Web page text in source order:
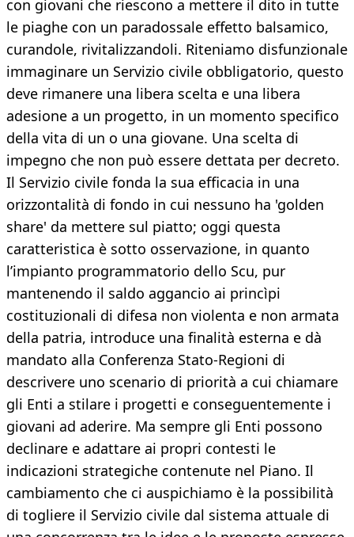
con giovani che riescono a mettere il dito in tutte
le piaghe con un paradossale effetto balsamico,
curandole, rivitalizzandoli. Riteniamo disfunzionale
immaginare un Servizio civile obbligatorio, questo
deve rimanere una libera scelta e una libera
adesione a un progetto, in un momento specifico
della vita di un o una giovane. Una scelta di
impegno che non può essere dettata per decreto.
Il Servizio civile fonda la sua efficacia in una
orizzontalità di fondo in cui nessuno ha 'golden
share' da mettere sul piatto; oggi questa
caratteristica è sotto osservazione, in quanto
l’impianto programmatorio dello Scu, pur
mantenendo il saldo aggancio ai princìpi
costituzionali di difesa non violenta e non armata
della patria, introduce una finalità esterna e dà
mandato alla Conferenza Stato-Regioni di
descrivere uno scenario di priorità a cui chiamare
gli Enti a stilare i progetti e conseguentemente i
giovani ad aderire. Ma sempre gli Enti possono
declinare e adattare ai propri contesti le
indicazioni strategiche contenute nel Piano. Il
cambiamento che ci auspichiamo è la possibilità
di togliere il Servizio civile dal sistema attuale di